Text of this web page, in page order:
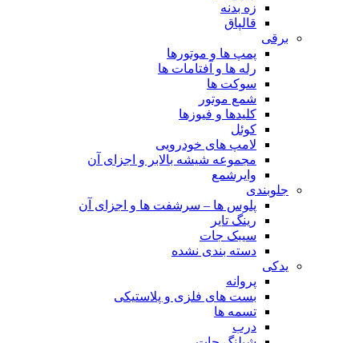
زه بدنه
قالپاق
برقی
پمپ ها و موتورها
رله ها و آفتامات ها
سوکت ها
شمع موتور
کلیدها و فیوزها
کوئل
لامپ های خودرویی
مجموعه شیشه بالابر و اجزای آن
وایرشمع
جلوبندی
پلوس ها – سرشفت ها و اجزای آن
رینگ تایر
سیبک جات
دسته بندی نشده
یدکی
پروانه
بست های فلزی و پلاستیکی
تسمه ها
درب